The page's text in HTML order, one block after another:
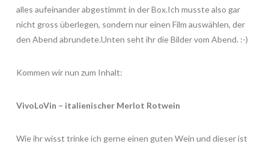
alles aufeinander abgestimmt in der Box.Ich musste also gar
nicht gross überlegen, sondern nur einen Film auswählen, der
den Abend abrundete.Unten seht ihr die Bilder vom Abend. :-)
Kommen wir nun zum Inhalt:
VivoLoVin – italienischer Merlot Rotwein
Wie ihr wisst trinke ich gerne einen guten Wein und dieser ist